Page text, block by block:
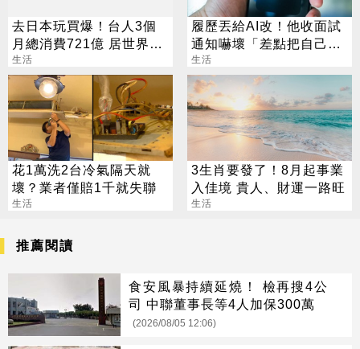
去日本玩買爆！台人3個
月總消費721億 居世界第
二
生活
履歷丟給AI改！他收面試
通知嚇壞「差點把自己送
走」
生活
花1萬洗2台冷氣隔天就
壞？業者僅賠1千就失聯
生活
3生肖要發了！8月起事業
入佳境 貴人、財運一路旺
生活
推薦閱讀
食安風暴持續延燒！ 檢再搜4公
司 中聯董事長等4人加保300萬
(2026/08/05 12:06)